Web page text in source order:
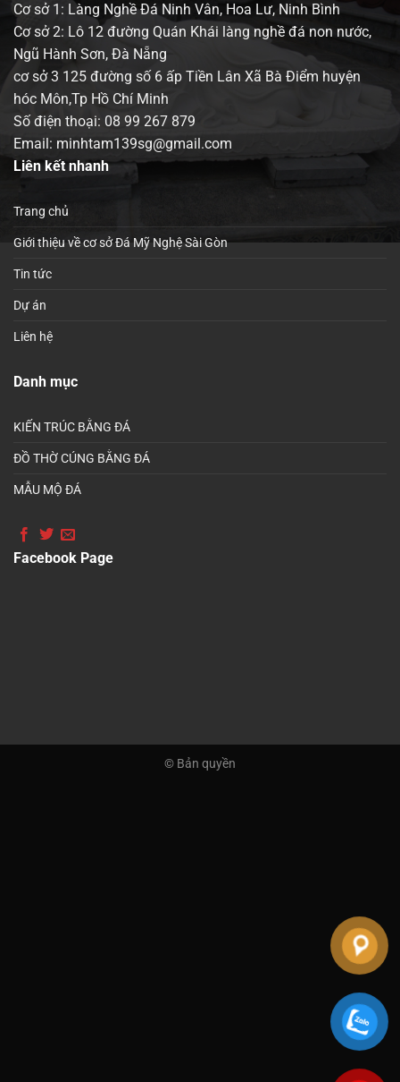
Cơ sở 1: Làng Nghề Đá Ninh Vân, Hoa Lư, Ninh Bình
Cơ sở 2: Lô 12 đường Quán Khái làng nghề đá non nước,
Ngũ Hành Sơn, Đà Nẵng
cơ sở 3 125 đường số 6 ấp Tiền Lân Xã Bà Điểm huyện
hóc Môn,Tp Hồ Chí Minh
Số điện thoại: 08 99 267 879
Email: minhtam139sg@gmail.com
Liên kết nhanh
Trang chủ
Giới thiệu về cơ sở Đá Mỹ Nghệ Sài Gòn
Tin tức
Dự án
Liên hệ
Danh mục
KIẾN TRÚC BẰNG ĐÁ
ĐỒ THỜ CÚNG BẰNG ĐÁ
MẪU MỘ ĐÁ
Facebook Page
© Bản quyền